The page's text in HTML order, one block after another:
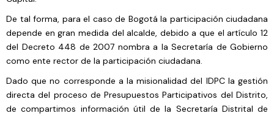
De tal forma, para el caso de Bogotá la participación ciudadana
depende en gran medida del alcalde, debido a que el artículo 12
del Decreto 448 de 2007 nombra a la Secretaría de Gobierno
como ente rector de la participación ciudadana.
Dado que no corresponde a la misionalidad del IDPC la gestión
directa del proceso de Presupuestos Participativos del Distrito,
de compartimos información útil de la Secretaría Distrital de